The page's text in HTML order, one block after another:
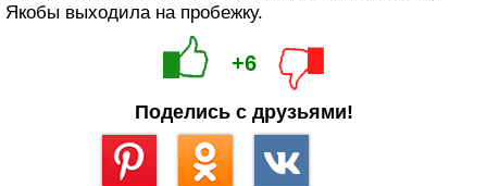
Якобы выходила на пробежку.
+6
Поделись с друзьями!